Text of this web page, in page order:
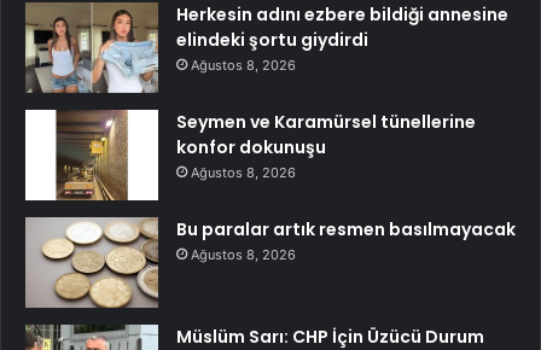
Herkesin adını ezbere bildiği annesine
elindeki şortu giydirdi
Ağustos 8, 2026
Seymen ve Karamürsel tünellerine
konfor dokunuşu
Ağustos 8, 2026
Bu paralar artık resmen basılmayacak
Ağustos 8, 2026
Müslüm Sarı: CHP İçin Üzücü Durum